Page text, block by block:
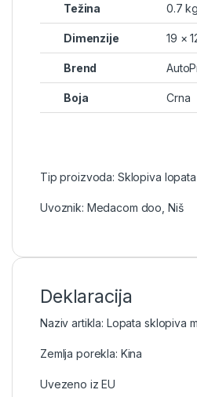
Težina 0.7 kg
Dimenzije 19 ×
Brend
Boja Crna
Tip proizvoda: Sklopiva lopata
Uvoznik: Medacom doo, Niš
Deklaracija
Naziv artikla: Lopata sklopiva
Zemlja porekla: Kina
Uvezeno iz EU